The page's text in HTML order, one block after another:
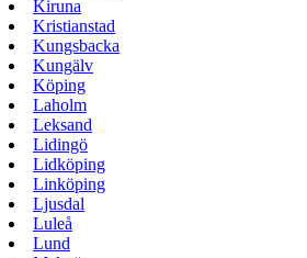
Kiruna
Kristianstad
Kungsbacka
Kungälv
Köping
Laholm
Leksand
Lidingö
Lidköping
Linköping
Ljusdal
Luleå
Lund